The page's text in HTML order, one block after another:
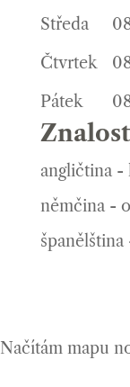
Středa
Čtvrtek
Pátek
angličtina -
němčina -
Načítám mapu